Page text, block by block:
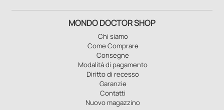
MONDO DOCTOR SHOP
Chi siamo
Come Comprare
Consegne
Modalità di pagamento
Diritto di recesso
Garanzie
Contatti
Nuovo magazzino